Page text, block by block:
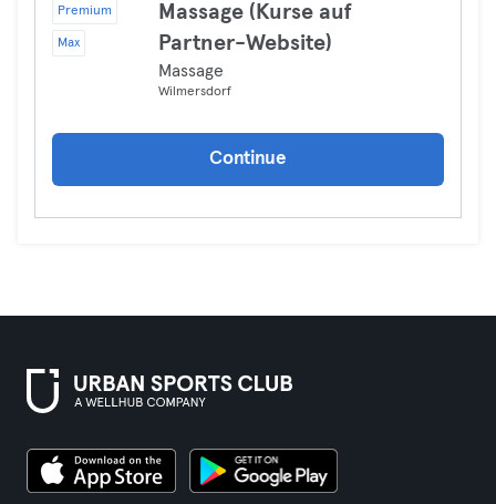
Premium
Max
Massage (Kurse auf
Partner-Website)
Massage
Wilmersdorf
Continue